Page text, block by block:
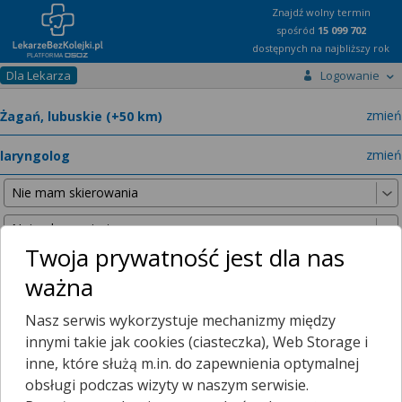
Znajdź wolny termin
spośród 15 099 702
dostępnych na najbliższy rok
Dla Lekarza Logowanie
zmień
zmień
Nie znaleźliśmy żadnych lekarzy w promieniu25 km , dlatego
zwiększyliśmy promień wyszukiwania do
50 km
Mamy dla Ciebie porady zdalne!
Twoja prywatność jest dla nas
ważna
Nasz serwis wykorzystuje mechanizmy między
innymi takie jak cookies (ciasteczka), Web Storage i
inne, które służą m.in. do zapewnienia optymalnej
obsługi podczas wizyty w naszym serwisie.